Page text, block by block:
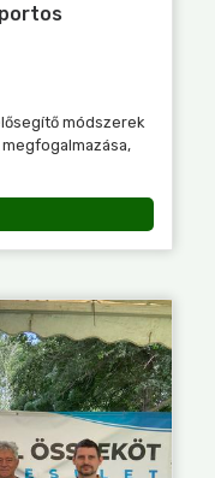
módszerek